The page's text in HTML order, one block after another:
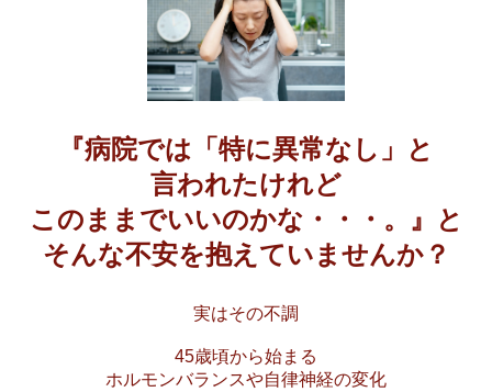
『病院では「特に異常なし」と
言われたけれど
このままでいいのかな・・・。』と
そんな不安を抱えていませんか？
実はその不調
45歳頃から始まる
ホルモンバランスや自律神経の変化